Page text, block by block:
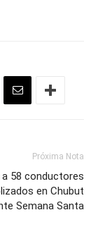
Próxima Nota
58 conductores
en Chubut
Semana Santa